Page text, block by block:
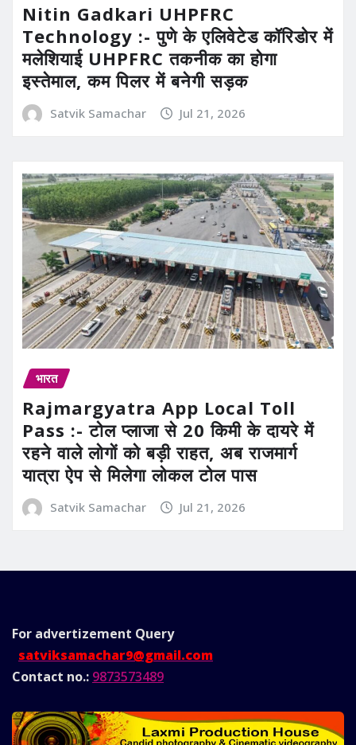
Nitin Gadkari UHPFRC
Technology :- पुणे के एलिवेटेड कॉरिडोर में
मलेशियाई UHPFRC तकनीक का होगा
इस्तेमाल, कम पिलर में बनेगी सड़क
Satvik Samachar Jul 21, 2026
भारत
Rajmargyatra App Local Toll
Pass :- टोल प्लाजा से 20 किमी के दायरे में
रहने वाले लोगों को बड़ी राहत, अब राजमार्ग
यात्रा ऐप से मिलेगा लोकल टोल पास
Satvik Samachar Jul 21, 2026
For advertizement Query
satviksamachar9@gmail.com
Contact no.: 9873573489